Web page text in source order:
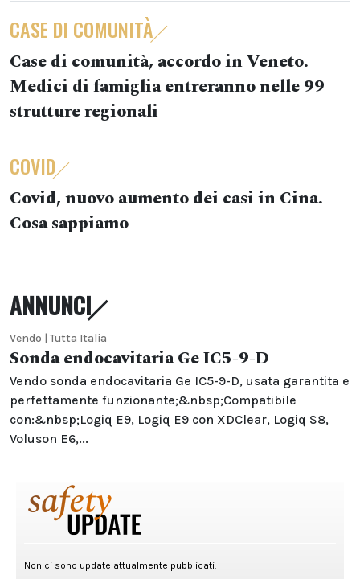
CASE DI COMUNITÀ
Case di comunità, accordo in Veneto.
Medici di famiglia entreranno nelle 99
strutture regionali
COVID
Covid, nuovo aumento dei casi in Cina.
Cosa sappiamo
ANNUNCI
Vendo | Tutta Italia
Sonda endocavitaria Ge IC5-9-D
Vendo sonda endocavitaria Ge IC5-9-D, usata garantita e
perfettamente funzionante;&nbsp;Compatibile
con:&nbsp;Logiq E9, Logiq E9 con XDClear, Logiq S8,
Voluson E6,...